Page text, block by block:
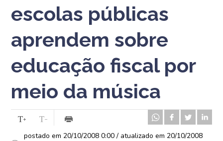
escolas públicas
aprendem sobre
educação fiscal por
meio da música
postado em 20/10/2008 0:00 / atualizado em 20/10/2008